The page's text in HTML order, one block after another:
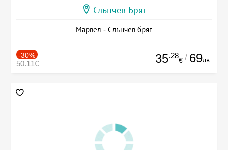
Слънчев Бряг
Марвел - Слънчев бряг
-30%
50.11€ 35.28
€ / 69лв.